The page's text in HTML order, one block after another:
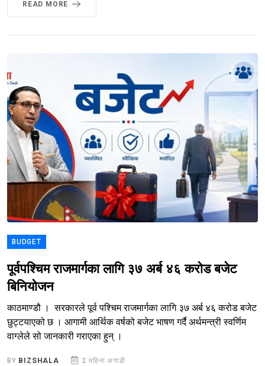
READ MORE
BUDGET
पूर्वपश्चिम राजमार्गका लागि ३७ अर्ब ४६ करोड बजेट
बिनियोजन
काठमाण्डौ । सरकारले पूर्व पश्चिम राजमार्गका लागि ३७ अर्ब ४६ करोड बजेट
छुट्टयाएको छ । आगामी आर्थिक वर्षको बजेट भाषण गर्दै अर्थमन्त्री स्वर्णिम
वाग्लेले सो जानकारी गराएका हुन् ।
BY BIZSHALA 2 महिना अगाडी